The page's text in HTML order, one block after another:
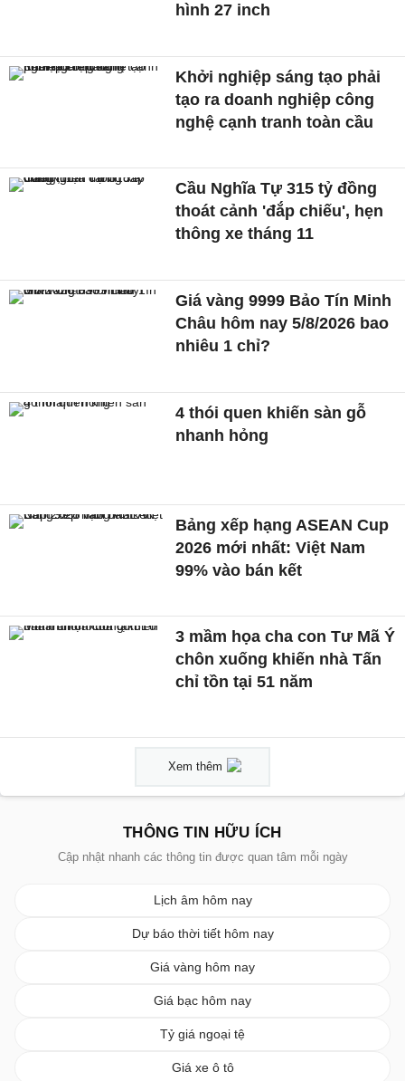
hình 27 inch
Khởi nghiệp sáng tạo phải
tạo ra doanh nghiệp công
nghệ cạnh tranh toàn cầu
Cầu Nghĩa Tự 315 tỷ đồng
thoát cảnh 'đắp chiếu', hẹn
thông xe tháng 11
Giá vàng 9999 Bảo Tín Minh
Châu hôm nay 5/8/2026 bao
nhiêu 1 chỉ?
4 thói quen khiến sàn gỗ
nhanh hỏng
Bảng xếp hạng ASEAN Cup
2026 mới nhất: Việt Nam
99% vào bán kết
3 mầm họa cha con Tư Mã Ý
chôn xuống khiến nhà Tấn
chỉ tồn tại 51 năm
Xem thêm
THÔNG TIN HỮU ÍCH
Cập nhật nhanh các thông tin được quan tâm mỗi ngày
Lịch âm hôm nay
Dự báo thời tiết hôm nay
Giá vàng hôm nay
Giá bạc hôm nay
Tỷ giá ngoại tệ
Giá xe ô tô